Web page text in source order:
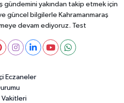
gündemini yakından takip etmek için
güncel bilgilerle Kahramanmaraş
devam ediyoruz. Test
Eczaneler
Vakitleri